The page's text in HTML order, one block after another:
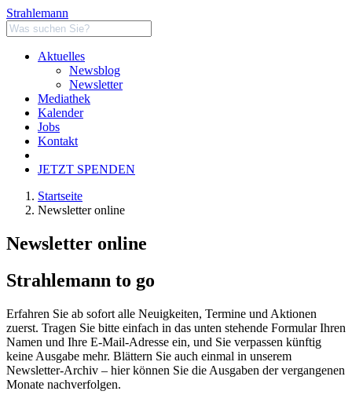
Strahlemann
Aktuelles
Newsblog
Newsletter
Mediathek
Kalender
Jobs
Kontakt
JETZT SPENDEN
Startseite
Newsletter online
Newsletter online
Strahlemann to go
Erfahren Sie ab sofort alle Neuigkeiten, Termine und Aktionen
zuerst. Tragen Sie bitte einfach in das unten stehende Formular Ihren
Namen und Ihre E-Mail-Adresse ein, und Sie verpassen künftig
keine Ausgabe mehr. Blättern Sie auch einmal in unserem
Newsletter-Archiv – hier können Sie die Ausgaben der vergangenen
Monate nachverfolgen.